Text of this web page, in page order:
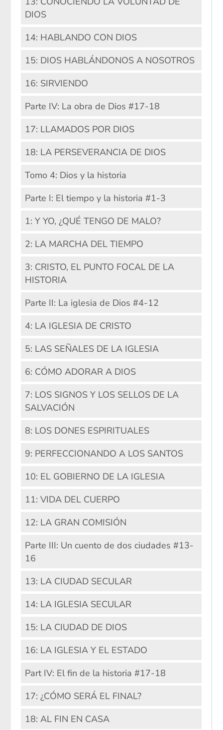
DIOS
14: HABLANDO CON DIOS
15: DIOS HABLÁNDONOS A NOSOTROS
16: SIRVIENDO
Parte IV: La obra de Dios #17-18
17: LLAMADOS POR DIOS
18: LA PERSEVERANCIA DE DIOS
Tomo 4: Dios y la historia
Parte I: El tiempo y la historia #1-3
1: Y YO, ¿QUÉ TENGO DE MALO?
2: LA MARCHA DEL TIEMPO
3: CRISTO, EL PUNTO FOCAL DE LA
HISTORIA
Parte II: La iglesia de Dios #4-12
4: LA IGLESIA DE CRISTO
5: LAS SEÑALES DE LA IGLESIA
6: CÓMO ADORAR A DIOS
7: LOS SIGNOS Y LOS SELLOS DE LA
SALVACIÓN
8: LOS DONES ESPIRITUALES
9: PERFECCIONANDO A LOS SANTOS
10: EL GOBIERNO DE LA IGLESIA
11: VIDA DEL CUERPO
12: LA GRAN COMISIÓN
Parte III: Un cuento de dos ciudades #13-
16
13: LA CIUDAD SECULAR
14: LA IGLESIA SECULAR
15: LA CIUDAD DE DIOS
16: LA IGLESIA Y EL ESTADO
Part IV: El fin de la historia #17-18
17: ¿CÓMO SERÁ EL FINAL?
18: AL FIN EN CASA